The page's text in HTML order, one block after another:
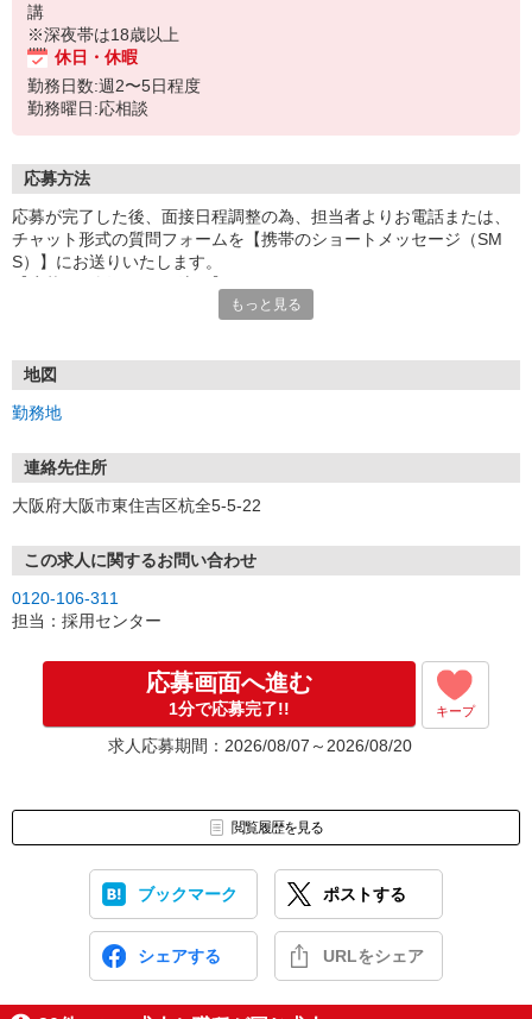
講
※深夜帯は18歳以上
休日・休暇
勤務日数:週2〜5日程度
勤務曜日:応相談
応募方法
応募が完了した後、面接日程調整の為、担当者よりお電話または、
チャット形式の質問フォームを【携帯のショートメッセージ（SM
S）】にお送りいたします。
1.応募…Webもしくはお電話より応募ください。
※実技試験はドライバーの職種のみとなります。
もっと見る
地図
勤務地
連絡先住所
大阪府大阪市東住吉区杭全5-5-22
この求人に関するお問い合わせ
0120-106-311
担当：採用センター
応募画面へ進む
1分で応募完了!! キープ
求人応募期間：2026/08/07～2026/08/20
閲覧履歴を見る
ブックマーク ポストする
シェアする URLをシェア